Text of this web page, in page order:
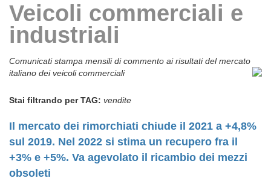
Veicoli commerciali e
industriali
Comunicati stampa mensili di commento ai risultati del mercato
italiano dei veicoli commerciali
Stai filtrando per TAG: vendite
Il mercato dei rimorchiati chiude il 2021 a +4,8%
sul 2019. Nel 2022 si stima un recupero fra il
+3% e +5%. Va agevolato il ricambio dei mezzi
obsoleti